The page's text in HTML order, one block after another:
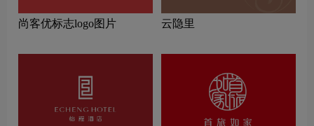
尚客优标志logo图片 云隐里